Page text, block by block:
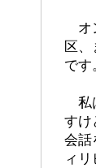
オ
区
です
私
すけ
会話
ィ